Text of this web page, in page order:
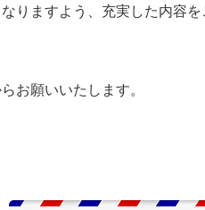
りますよう、充実した内容
お願いいたします。